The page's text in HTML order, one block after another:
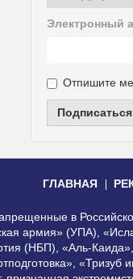
Электронный
Отпишите
Подписаться
ГЛАВНАЯ
в
армия» (УПА),
(НБП), «Аль-